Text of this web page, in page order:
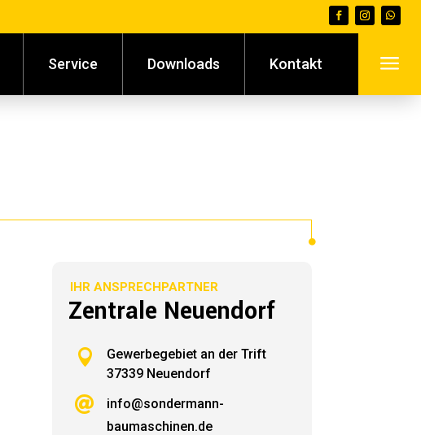
Service Downloads Kontakt a
IHR ANSPRECHPARTNER
Zentrale Neuendorf

Gewerbegebiet an der Trift
37339 Neuendorf

info@sondermann-
baumaschinen.de